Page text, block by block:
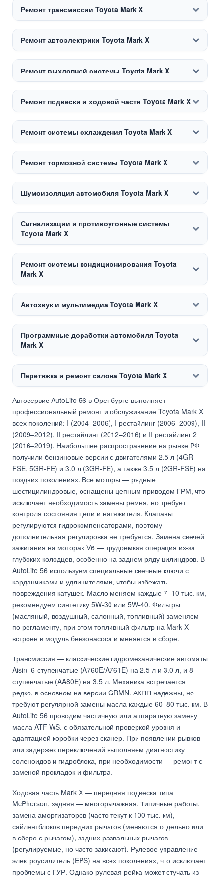
Ремонт трансмиссии Toyota Mark X
Ремонт автоэлектрики Toyota Mark X
Ремонт выхлопной системы Toyota Mark X
Ремонт подвески и ходовой части Toyota Mark X
Ремонт системы охлаждения Toyota Mark X
Ремонт тормозной системы Toyota Mark X
Шумоизоляция автомобиля Toyota Mark X
Сигнализации и противоугонные системы
Toyota Mark X
Ремонт системы кондиционирования Toyota
Mark X
Автозвук и мультимедиа Toyota Mark X
Программные доработки автомобиля Toyota
Mark X
Перетяжка и ремонт салона Toyota Mark X
Автосервис AutoLife 56 в Оренбурге выполняет
профессиональный ремонт и обслуживание Toyota Mark X
всех поколений: I (2004–2006), I рестайлинг (2006–2009), II
(2009–2012), II рестайлинг (2012–2016) и II рестайлинг 2
(2016–2019). Наибольшее распространение на рынке РФ
получили бензиновые версии с двигателями 2.5 л (4GR-
FSE, 5GR-FE) и 3.0 л (3GR-FE), а также 3.5 л (2GR-FSE) на
поздних поколениях. Все моторы — рядные
шестицилиндровые, оснащены цепным приводом ГРМ, что
исключает необходимость замены ремня, но требует
контроля состояния цепи и натяжителя. Клапаны
регулируются гидрокомпенсаторами, поэтому
дополнительная регулировка не требуется. Замена свечей
зажигания на моторах V6 — трудоемкая операция из-за
глубоких колодцев, особенно на заднем ряду цилиндров. В
AutoLife 56 используем специальные свечные ключи с
карданчиками и удлинителями, чтобы избежать
повреждения катушек. Масло меняем каждые 7–10 тыс. км,
рекомендуем синтетику 5W-30 или 5W-40. Фильтры
(масляный, воздушный, салонный, топливный) заменяем
по регламенту, при этом топливный фильтр на Mark X
встроен в модуль бензонасоса и меняется в сборе.
Трансмиссия — классические гидромеханические автоматы
Aisin: 6-ступенчатые (A760E/A761E) на 2.5 л и 3.0 л, и 8-
ступенчатые (AA80E) на 3.5 л. Механика встречается
редко, в основном на версии GRMN. АКПП надежны, но
требуют регулярной замены масла каждые 60–80 тыс. км. В
AutoLife 56 проводим частичную или аппаратную замену
масла ATF WS, с обязательной проверкой уровня и
адаптацией коробки через сканер. При появлении рывков
или задержек переключений выполняем диагностику
соленоидов и гидроблока, при необходимости — ремонт с
заменой прокладок и фильтра.
Ходовая часть Mark X — передняя подвеска типа
McPherson, задняя — многорычажная. Типичные работы:
замена амортизаторов (часто текут к 100 тыс. км),
сайлентблоков передних рычагов (меняются отдельно или
в сборе с рычагом), задних развальных рычагов
(регулируемые, но часто закисают). Рулевое управление —
электроусилитель (EPS) на всех поколениях, что исключает
проблемы с ГУР. Однако рулевая рейка может стучать из-